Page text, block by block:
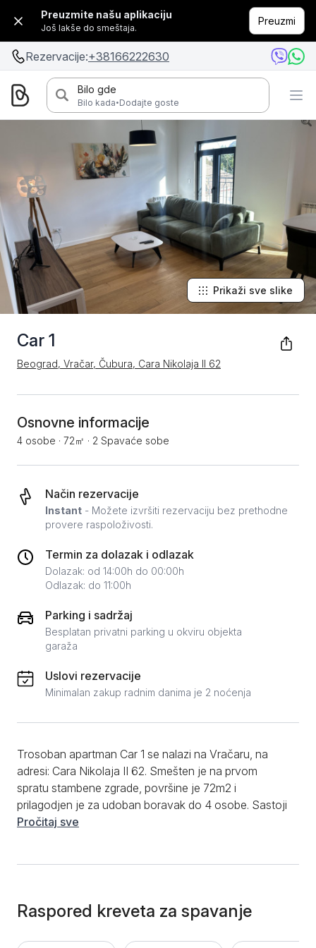
Preuzmite našu aplikaciju
Još lakše do smeštaja.
Preuzmi
Rezervacije:+38166222630
Bilo gde
Bilo kada·Dodajte goste
Car 1
Beograd, Vračar, Čubura, Cara Nikolaja II 62
Prikaži sve slike
Osnovne informacije
4 osobe · 72㎡ · 2 Spavaće sobe
Način rezervacije
Instant - Možete izvršiti rezervaciju bez prethodne
provere raspoloživosti.
Termin za dolazak i odlazak
Dolazak: od 14:00h do 00:00h
Odlazak: do 11:00h
Parking i sadržaj
Besplatan privatni parking u okviru objekta
garaža
Uslovi rezervacije
Minimalan zakup radnim danima je 2 noćenja
Trosoban apartman Car 1 se nalazi na Vračaru, na
adresi: Cara Nikolaja II 62. Smešten je na prvom
spratu stambene zgrade, površine je 72m2 i
prilagodjen je za udoban boravak do 4 osobe. Sastoji
se od dve odvojene spavaće sobe u kojima se
period boravka. Kupatilo sa tušem. Od dodatnog
sadržaja, gostima je na raspolaganju besplatan WiFi
internet, flat-screen TV sa kablovskim kanalima, čisti
Pročitaj sve
Raspored kreveta za spavanje